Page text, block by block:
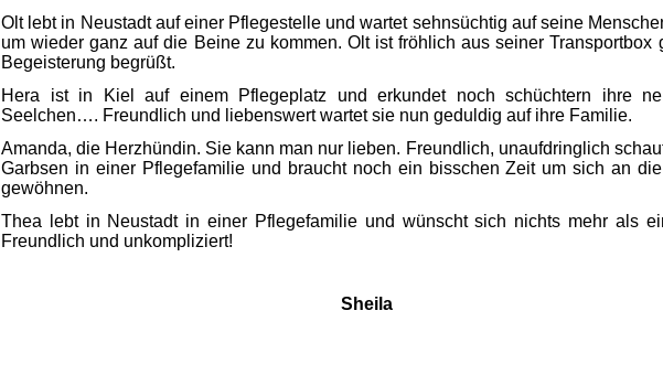
Olt lebt in Neustadt auf einer Pflegestelle und wartet sehnsüchtig auf seine
um wieder ganz auf die Beine zu kommen. Olt ist fröhlich aus seiner Transportbox
Begeisterung begrüßt.
Hera ist in Kiel auf einem Pflegeplatz und erkundet noch schüchtern ihre
Seelchen…. Freundlich und liebenswert wartet sie nun geduldig auf ihre Familie.
Amanda, die Herzhündin. Sie kann man nur lieben. Freundlich, unaufdringlich
Garbsen in einer Pflegefamilie und braucht noch ein bisschen Zeit um sich an
gewöhnen.
Thea lebt in Neustadt in einer Pflegefamilie und wünscht sich nichts mehr als
Freundlich und unkompliziert!
Sheila